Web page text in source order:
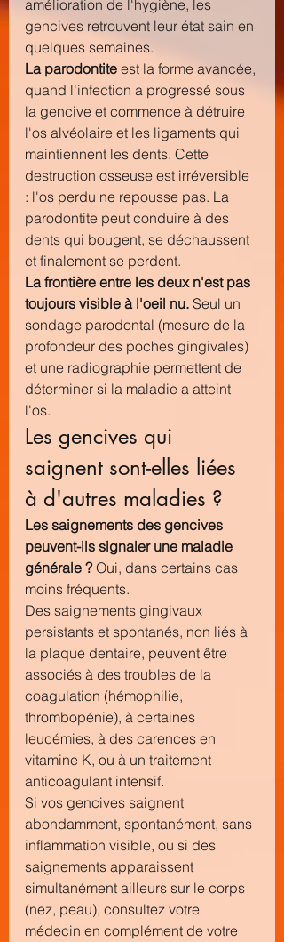
amélioration de l'hygiène, les
gencives retrouvent leur état sain en
quelques semaines.
La parodontite est la forme avancée,
quand l'infection a progressé sous
la gencive et commence à détruire
l'os alvéolaire et les ligaments qui
maintiennent les dents. Cette
destruction osseuse est irréversible
: l'os perdu ne repousse pas. La
parodontite peut conduire à des
dents qui bougent, se déchaussent
et finalement se perdent.
La frontière entre les deux n'est pas
toujours visible à l'oeil nu. Seul un
sondage parodontal (mesure de la
profondeur des poches gingivales)
et une radiographie permettent de
déterminer si la maladie a atteint
l'os.
Les gencives qui
saignent sont-elles liées
à d'autres maladies ?
Les saignements des gencives
peuvent-ils signaler une maladie
générale ? Oui, dans certains cas
moins fréquents.
Des saignements gingivaux
persistants et spontanés, non liés à
la plaque dentaire, peuvent être
associés à des troubles de la
coagulation (hémophilie,
thrombopénie), à certaines
leucémies, à des carences en
vitamine K, ou à un traitement
anticoagulant intensif.
Si vos gencives saignent
abondamment, spontanément, sans
inflammation visible, ou si des
saignements apparaissent
simultanément ailleurs sur le corps
(nez, peau), consultez votre
médecin en complément de votre